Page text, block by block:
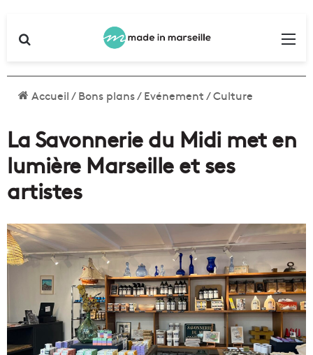
Accueil/Bons plans/Evénement/Culture
La Savonnerie du Midi met en
lumière Marseille et ses
artistes